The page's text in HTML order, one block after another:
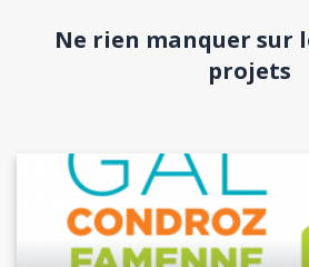
BodyNe rien manquer sur
projets
Image